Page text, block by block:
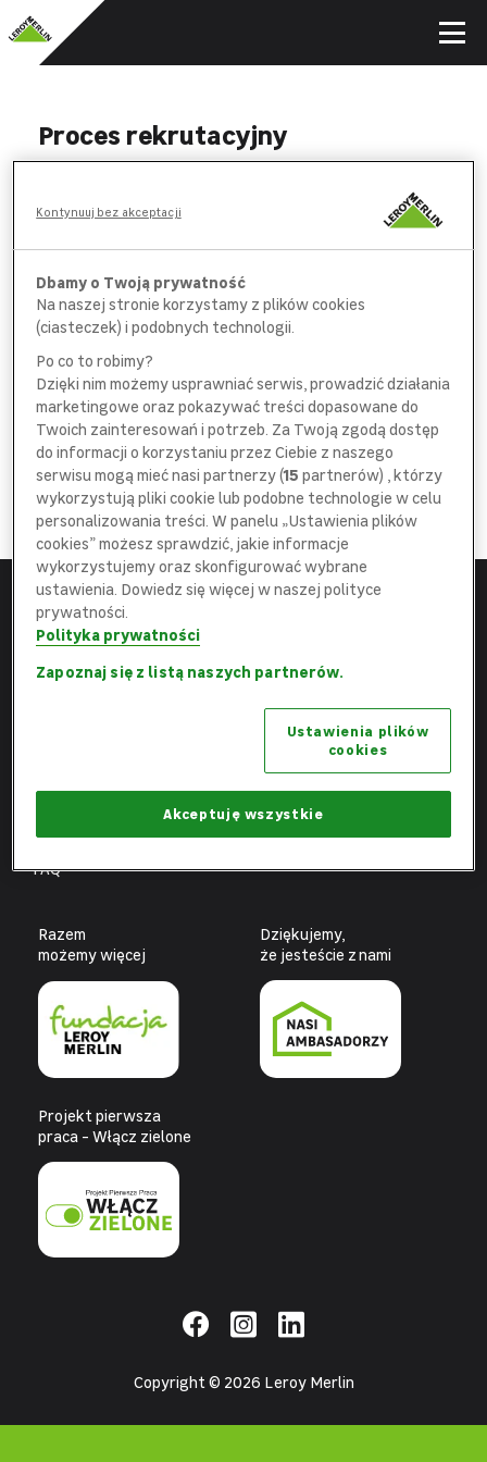
Proces rekrutacyjny
ankietę na wybranych stanowiskach
POROZMAWIAJ
z pracownikiem działu rekrutacji
SPOTKAJ SIĘ
z bezpośrednimprzełożonym
DOŁĄCZ
do najlepszej Ekipy
Menu
Strona główna
Fachowcy
FAQ
leroymerlin.pl
Fundacja Leroy Merlin
Biuro prasowe
Ochrona danych osobowych
Razem
możemy więcej
Dziękujemy,
że jesteście z nami
Projekt pierwsza
praca - Włącz zielone
Copyright © 2026 Leroy Merlin
Dbamy o Twoją prywatność
Na naszej stronie korzystamy z plików cookies
(ciasteczek) i podobnych technologii.
Po co to robimy?
Dzięki nim możemy usprawniać serwis, prowadzić działania
marketingowe oraz pokazywać treści dopasowane do
Twoich zainteresowań i potrzeb. Za Twoją zgodą dostęp
do informacji o korzystaniu przez Ciebie z naszego
serwisu mogą mieć nasi partnerzy (15 partnerów) , którzy
wykorzystują pliki cookie lub podobne technologie w celu
personalizowania treści. W panelu „Ustawienia plików
cookies” możesz sprawdzić, jakie informacje
wykorzystujemy oraz skonfigurować wybrane
ustawienia. Dowiedz się więcej w naszej polityce
prywatności.
Polityka prywatności
Zapoznaj się z listą naszych partnerów.
Ustawienia plików
cookies
Akceptuję wszystkie
Kontynuuj bez akceptacji